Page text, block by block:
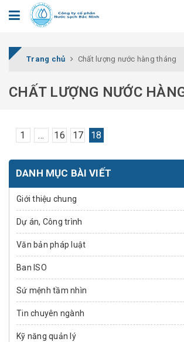
Trang chủ Chất lượng nước hàng tháng
CHẤT LƯỢNG NƯỚC
1 ... 16 17 18
DANH MỤC BÀI VIẾT
Giới thiệu chung
Dự án, Công trình
Văn bản pháp luật
Ban ISO
Sứ mệnh tầm nhìn
Tin chuyên ngành
Kỹ năng quản lý